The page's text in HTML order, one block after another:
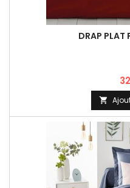
DRAP PLAT
